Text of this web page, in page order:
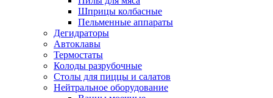
Шприцы колбасные
Пельменные аппараты
Дегидраторы
Автоклавы
Термостаты
Колоды разрубочные
Столы для пиццы и салатов
Нейтральное оборудование